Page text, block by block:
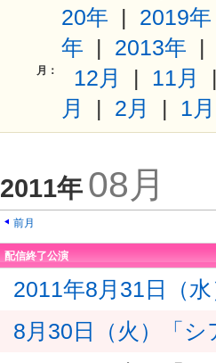
20年 | 2019年
年 | 2013年
月： 12月 | 11月
月
| 2月 | 1月
2011年 08月
前月
配信終了公演
2011年8月31日（
8月30日（火）「